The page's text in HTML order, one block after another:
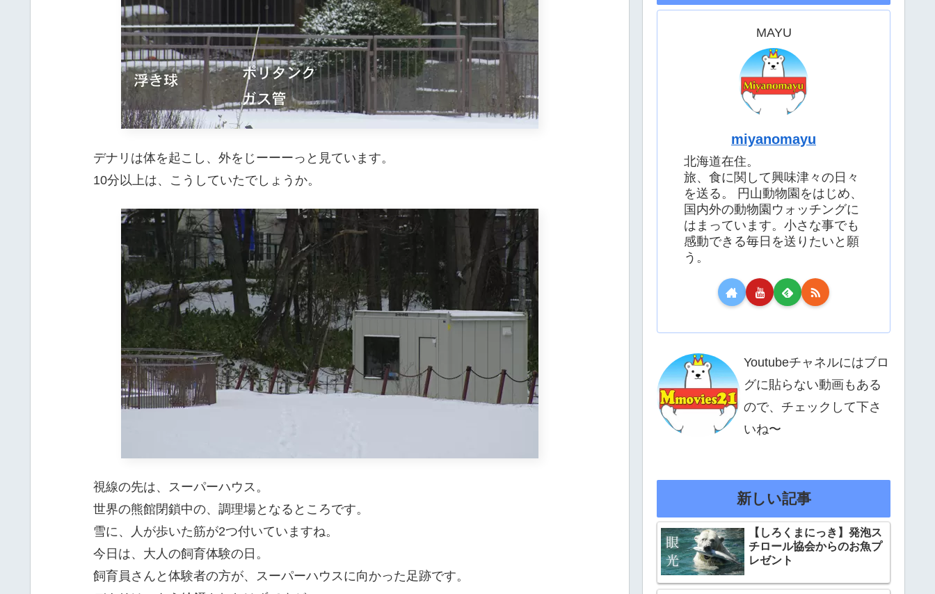
デナリは体を起こし、外をじーーーっと見ています。
10分以上は、こうしていたでしょうか。
視線の先は、スーパーハウス。
世界の熊館閉鎖中の、調理場となるところです。
雪に、人が歩いた筋が2つ付いていますね。
今日は、大人の飼育体験の日。
飼育員さんと体験者の方が、スーパーハウスに向かった足跡です。
MAYU
miyanomayu
北海道在住。
旅、食に関して興味津々の日々
を送る。 円山動物園をはじめ、
国内外の動物園ウォッチングに
はまっています。小さな事でも
感動できる毎日を送りたいと願
う。
Youtubeチャネルにはブロ
グに貼らない動画もある
ので、チェックして下さ
いね〜
新しい記事
【しろくまにっき】発泡ス
チロール協会からのお魚プ
レゼント